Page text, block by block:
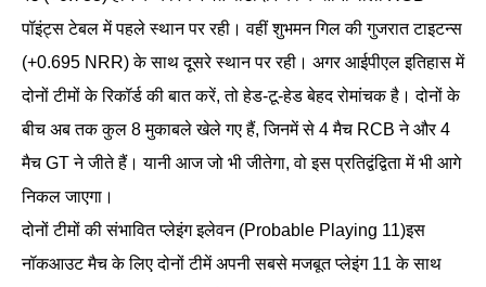
पॉइंट्स टेबल में पहले स्थान पर रही। वहीं शुभमन गिल की गुजरात टाइटन्स
(+0.695 NRR) के साथ दूसरे स्थान पर रही। अगर आईपीएल इतिहास में
दोनों टीमों के रिकॉर्ड की बात करें, तो हेड-टू-हेड बेहद रोमांचक है। दोनों के
बीच अब तक कुल 8 मुकाबले खेले गए हैं, जिनमें से 4 मैच RCB ने और 4
मैच GT ने जीते हैं। यानी आज जो भी जीतेगा, वो इस प्रतिद्वंद्विता में भी आगे
निकल जाएगा।
दोनों टीमों की संभावित प्लेइंग इलेवन (Probable Playing 11)इस
नॉकआउट मैच के लिए दोनों टीमें अपनी सबसे मजबूत प्लेइंग 11 के साथ